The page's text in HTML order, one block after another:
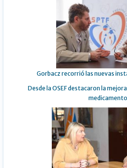
Gorbacz recorrió las nuevas
Desde la OSEF destacaron la